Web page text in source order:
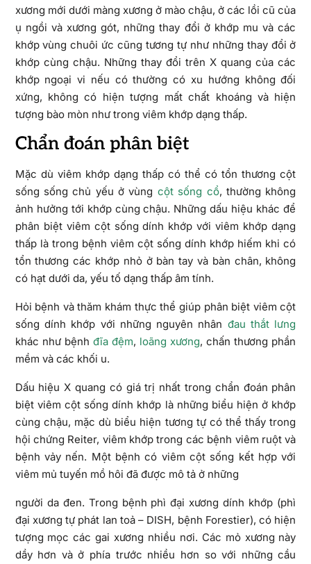
xương mới dưới màng xương ở mào chậu, ở các lồi cũ của
ụ ngồi và xương gót, những thay đổi ở khớp mu và các
khớp vùng chuôi ức cũng tương tự như những thay đổi ở
khớp cùng chậu. Những thay đổi trên X quang của các
khớp ngoại vi nếu có thường có xu hướng không đối
xứng, không có hiện tượng mất chất khoáng và hiện
tượng bào mòn như trong viêm khớp dạng thấp.
Chẩn đoán phân biệt
Mặc dù viêm khớp dạng thấp có thể có tổn thương cột
sống sống chủ yếu ở vùng cột sống cổ, thường không
ảnh hưởng tới khớp cùng chậu. Những dấu hiệu khác để
phân biệt viêm cột sống dính khớp với viêm khớp dạng
thấp là trong bệnh viêm cột sống dính khớp hiếm khi có
tổn thương các khớp nhỏ ở bàn tay và bàn chân, không
có hạt dưới da, yếu tố dạng thấp âm tính.
Hỏi bệnh và thăm khám thực thể giúp phân biệt viêm cột
sống dính khớp với những nguyên nhân đau thắt lưng
khác như bệnh đĩa đệm, loãng xương, chấn thương phần
mềm và các khối u.
Dấu hiệu X quang có giá trị nhất trong chẩn đoán phân
biệt viêm cột sống dính khớp là những biểu hiện ở khớp
cùng chậu, mặc dù biểu hiện tương tự có thể thấy trong
hội chứng Reiter, viêm khớp trong các bệnh viêm ruột và
bệnh vảy nến. Một bệnh có viêm cột sống kết hợp với
viêm mủ tuyến mồ hôi đã được mô tả ở những
người da đen. Trong bệnh phì đại xương dính khớp (phì
đại xương tự phát lan toả – DISH, bệnh Forestier), có hiện
tượng mọc các gai xương nhiều nơi. Các mỏ xương này
dầy hơn và ở phía trước nhiều hơn so với những cầu